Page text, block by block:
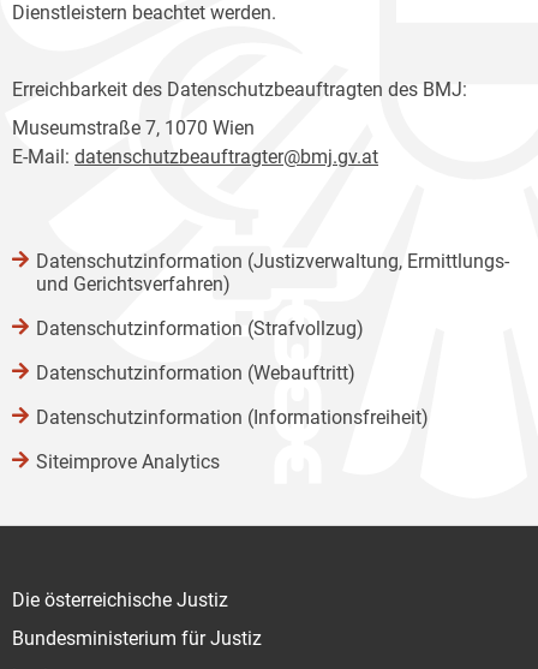
Dienstleistern beachtet werden.
Erreichbarkeit des Datenschutzbeauftragten des BMJ:
Museumstraße 7, 1070 Wien
E-Mail: datenschutzbeauftragter@bmj.gv.at
Datenschutzinformation (Justizverwaltung, Ermittlungs-
und Gerichtsverfahren)
Datenschutzinformation (Strafvollzug)
Datenschutzinformation (Webauftritt)
Datenschutzinformation (Informationsfreiheit)
Siteimprove Analytics
Die österreichische Justiz
Bundesministerium für Justiz